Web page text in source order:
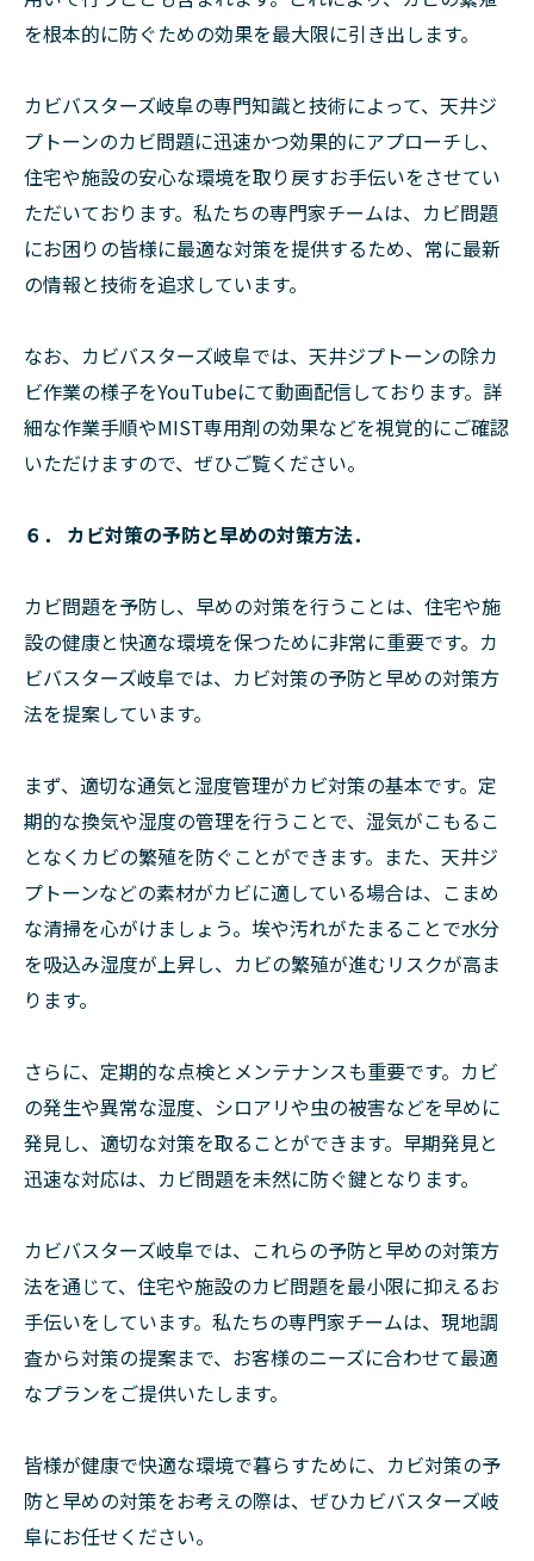
を根本的に防ぐための効果を最大限に引き出します。
カビバスターズ岐阜の専門知識と技術によって、天井ジ
プトーンのカビ問題に迅速かつ効果的にアプローチし、
住宅や施設の安心な環境を取り戻すお手伝いをさせてい
ただいております。私たちの専門家チームは、カビ問題
にお困りの皆様に最適な対策を提供するため、常に最新
の情報と技術を追求しています。
なお、カビバスターズ岐阜では、天井ジプトーンの除カ
ビ作業の様子をYouTubeにて動画配信しております。詳
細な作業手順やMIST専用剤の効果などを視覚的にご確認
いただけますので、ぜひご覧ください。
６． カビ対策の予防と早めの対策方法．
カビ問題を予防し、早めの対策を行うことは、住宅や施
設の健康と快適な環境を保つために非常に重要です。カ
ビバスターズ岐阜では、カビ対策の予防と早めの対策方
法を提案しています。
まず、適切な通気と湿度管理がカビ対策の基本です。定
期的な換気や湿度の管理を行うことで、湿気がこもるこ
となくカビの繁殖を防ぐことができます。また、天井ジ
プトーンなどの素材がカビに適している場合は、こまめ
な清掃を心がけましょう。埃や汚れがたまることで水分
を吸込み湿度が上昇し、カビの繁殖が進むリスクが高ま
ります。
さらに、定期的な点検とメンテナンスも重要です。カビ
の発生や異常な湿度、シロアリや虫の被害などを早めに
発見し、適切な対策を取ることができます。早期発見と
迅速な対応は、カビ問題を未然に防ぐ鍵となります。
カビバスターズ岐阜では、これらの予防と早めの対策方
法を通じて、住宅や施設のカビ問題を最小限に抑えるお
手伝いをしています。私たちの専門家チームは、現地調
査から対策の提案まで、お客様のニーズに合わせて最適
なプランをご提供いたします。
皆様が健康で快適な環境で暮らすために、カビ対策の予
防と早めの対策をお考えの際は、ぜひカビバスターズ岐
阜にお任せください。